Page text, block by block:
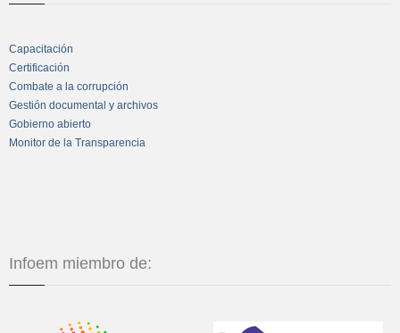
Capacitación
Certificación
Combate a la corrupción
Gestión documental y archivos
Gobierno abierto
Monitor de la Transparencia
Infoem miembro de: